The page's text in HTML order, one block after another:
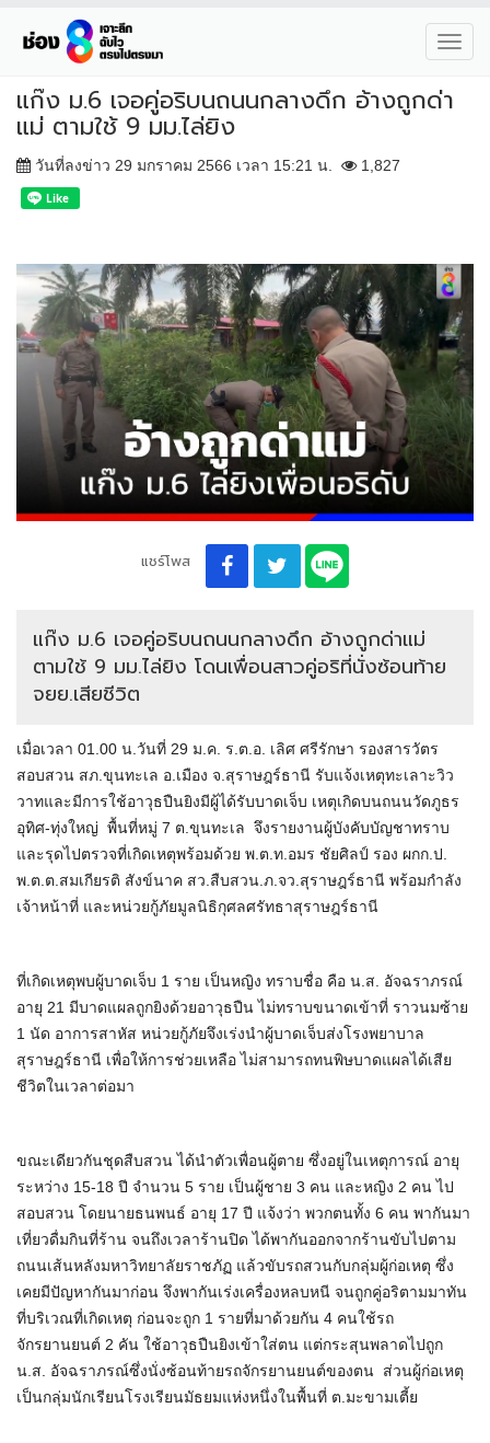
แก๊ง ม.6 เจอคู่อริบนถนนกลางดึก อ้างถูกด่า
แม่ ตามใช้ 9 มม.ไล่ยิง
วันที่ลงข่าว 29 มกราคม 2566 เวลา 15:21 น. 1,827
แชร์โพส
แก๊ง ม.6 เจอคู่อริบนถนนกลางดึก อ้างถูกด่าแม่
ตามใช้ 9 มม.ไล่ยิง โดนเพื่อนสาวคู่อริที่นั่งซ้อนท้าย
จยย.เสียชีวิต
เมื่อเวลา 01.00 น.วันที่ 29 ม.ค. ร.ต.อ. เลิศ ศรีรักษา รองสารวัตร
สอบสวน สภ.ขุนทะเล อ.เมือง จ.สุราษฎร์ธานี รับแจ้งเหตุทะเลาะวิว
วาทและมีการใช้อาวุธปืนยิงมีผู้ได้รับบาดเจ็บ เหตุเกิดบนถนนวัดภูธร
อุทิศ-ทุ่งใหญ่ พื้นที่หมู่ 7 ต.ขุนทะเล จึงรายงานผู้บังคับบัญชาทราบ
และรุดไปตรวจที่เกิดเหตุพร้อมด้วย พ.ต.ท.อมร ชัยศิลป์ รอง ผกก.ป.
พ.ต.ต.สมเกียรติ สังข์นาค สว.สืบสวน.ภ.จว.สุราษฎร์ธานี พร้อมกำลัง
เจ้าหน้าที่ และหน่วยกู้ภัยมูลนิธิกุศลศรัทธาสุราษฎร์ธานี
ที่เกิดเหตุพบผู้บาดเจ็บ 1 ราย เป็นหญิง ทราบชื่อ คือ น.ส. อัจฉราภรณ์
อายุ 21 มีบาดแผลถูกยิงด้วยอาวุธปืน ไม่ทราบขนาดเข้าที่ ราวนมซ้าย
1 นัด อาการสาหัส หน่วยกู้ภัยจึงเร่งนำผู้บาดเจ็บส่งโรงพยาบาล
สุราษฎร์ธานี เพื่อให้การช่วยเหลือ ไม่สามารถทนพิษบาดแผลได้เสีย
ชีวิตในเวลาต่อมา
ขณะเดียวกันชุดสืบสวน ได้นำตัวเพื่อนผู้ตาย ซึ่งอยู่ในเหตุการณ์ อายุ
ระหว่าง 15-18 ปี จำนวน 5 ราย เป็นผู้ชาย 3 คน และหญิง 2 คน ไป
สอบสวน โดยนายธนพนธ์ อายุ 17 ปี แจ้งว่า พวกตนทั้ง 6 คน พากันมา
เที่ยวดื่มกินที่ร้าน จนถึงเวลาร้านปิด ได้พากันออกจากร้านขับไปตาม
ถนนเส้นหลังมหาวิทยาลัยราชภัฏ แล้วขับรถสวนกับกลุ่มผู้ก่อเหตุ ซึ่ง
เคยมีปัญหากันมาก่อน จึงพากันเร่งเครื่องหลบหนี จนถูกคู่อริตามมาทัน
ที่บริเวณที่เกิดเหตุ ก่อนจะถูก 1 รายที่มาด้วยกัน 4 คนใช้รถ
จักรยานยนต์ 2 คัน ใช้อาวุธปืนยิงเข้าใส่ตน แต่กระสุนพลาดไปถูก
น.ส. อัจฉราภรณ์ซึ่งนั่งซ้อนท้ายรถจักรยานยนต์ของตน ส่วนผู้ก่อเหตุ
เป็นกลุ่มนักเรียนโรงเรียนมัธยมแห่งหนึ่งในพื้นที่ ต.มะขามเตี้ย